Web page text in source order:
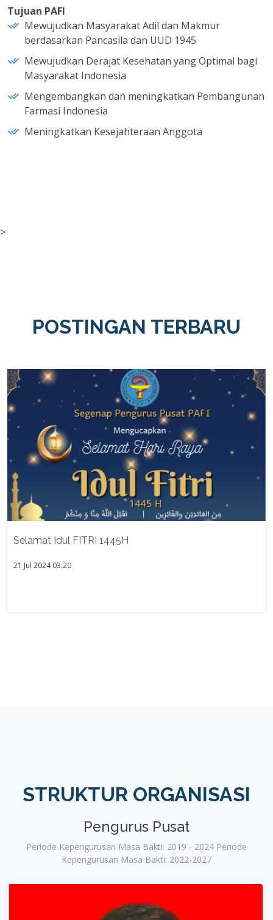
Tujuan PAFI
Mewujudkan Masyarakat Adil dan Makmur
berdasarkan Pancasila dan UUD 1945
Mewujudkan Derajat Kesehatan yang Optimal bagi
Masyarakat Indonesia
Mengembangkan dan meningkatkan Pembangunan
Farmasi Indonesia
Meningkatkan Kesejahteraan Anggota
>
POSTINGAN TERBARU
Selamat Idul FITRI 1445H
21 Jul 2024 03:20
STRUKTUR ORGANISASI
Pengurus Pusat
Periode Kepengurusan Masa Bakti: 2019 - 2024 Periode
Kepengurusan Masa Bakti: 2022-2027